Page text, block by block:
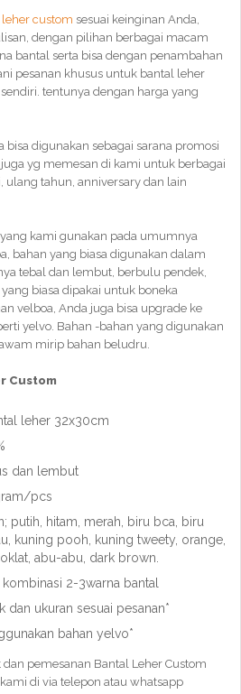
custom sesuai keinginan Anda,
dengan pilihan berbagai macam
bantal serta bisa dengan penambahan
pesanan khusus untuk bantal leher
tentunya dengan harga yang
bisa digunakan sebagai sarana promosi
yg memesan di kami untuk berbagai
ulang tahun, anniversary dan lain
yang kami gunakan pada umumnya
bahan yang biasa digunakan dalam
tebal dan lembut, berbulu pendek,
biasa dipakai untuk boneka
velboa, Anda juga bisa upgrade ke
yelvo. Bahan -bahan yang digunakan
mirip bahan beludru.
Custom
leher 32x30cm
dan lembut
pcs
putih, hitam, merah, biru bca, biru
kuning pooh, kuning tweety, orange,
abu-abu, dark brown.
2-3warna bantal
dan ukuran sesuai pesanan*
bahan yelvo*
pemesanan Bantal Leher Custom
di via telepon atau whatsapp